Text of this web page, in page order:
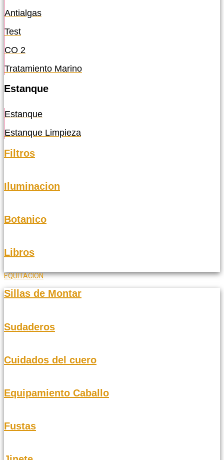
Antialgas
Test
CO 2
Tratamiento Marino
Estanque
Estanque
Estanque Limpieza
Filtros
Iluminacion
Botanico
Libros
EQUITACION
Sillas de Montar
Sudaderos
Cuidados del cuero
Equipamiento Caballo
Fustas